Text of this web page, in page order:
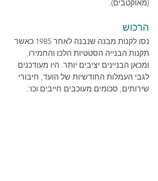
(מאוקטבים).
הרכוש
נסו לקנות מבנה שנבנה לאחר 1985 כאשר
תקנות הבנייה הסטטיות הלכו והחמירו,
ומכאן הבניינים יציבים יותר. היו מעודכנים
לגבי העמלות החודשיות של הועד, חיבורי
שירותים, סכומים מעוכבים חייבים וכו'.